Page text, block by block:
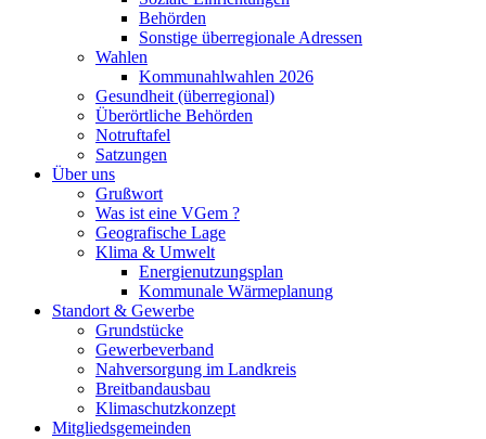
Behörden
Sonstige überregionale Adressen
Wahlen
Kommunahlwahlen 2026
Gesundheit (überregional)
Überörtliche Behörden
Notruftafel
Satzungen
Über uns
Grußwort
Was ist eine VGem ?
Geografische Lage
Klima & Umwelt
Energienutzungsplan
Kommunale Wärmeplanung
Standort & Gewerbe
Grundstücke
Gewerbeverband
Nahversorgung im Landkreis
Breitbandausbau
Klimaschutzkonzept
Mitgliedsgemeinden